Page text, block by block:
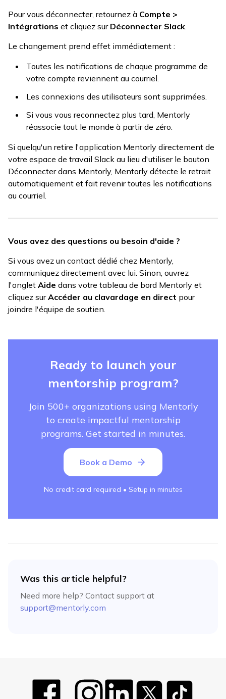
Pour vous déconnecter, retournez à Compte >
Intégrations et cliquez sur Déconnecter Slack.
Le changement prend effet immédiatement :
Toutes les notifications de chaque programme de
votre compte reviennent au courriel.
Les connexions des utilisateurs sont supprimées.
Si vous vous reconnectez plus tard, Mentorly
réassocie tout le monde à partir de zéro.
Si quelqu'un retire l'application Mentorly directement de
votre espace de travail Slack au lieu d'utiliser le bouton
Déconnecter dans Mentorly, Mentorly détecte le retrait
automatiquement et fait revenir toutes les notifications
au courriel.
Vous avez des questions ou besoin d'aide ?
Si vous avez un contact dédié chez Mentorly,
communiquez directement avec lui. Sinon, ouvrez
l'onglet Aide dans votre tableau de bord Mentorly et
cliquez surAccéder au clavardage en direct pour
joindre l'équipe de soutien.
Ready to launch your
mentorship program?
Join 500+ organizations using Mentorly
to create impactful mentorship
programs. Get started in minutes.
Book a Demo
No credit card required • Setup in minutes
Was this article helpful?
Need more help? Contact support at
support@mentorly.com